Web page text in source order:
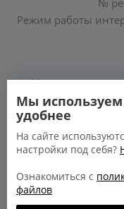
Режим работы
https://
БРЕСТСКАЯ
Мы используем
удобнее
На сайте
настройки под себя?
Ознакомиться с
файлов